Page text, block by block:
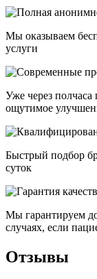
Мы оказываем
услуги
Уже через
ощутимое
Быстрый подбор
суток
Мы гарантируем
случаях, если
Отзывы